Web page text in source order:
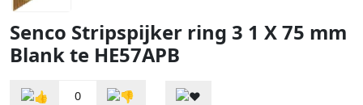
Senco Stripspijker ring 3 1 X 75 mm
Blank te HE57APB
0